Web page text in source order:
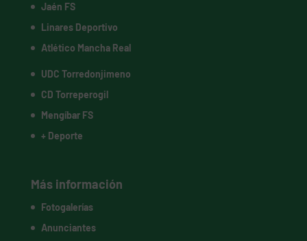
Jaén FS
Linares Deportivo
Atlético Mancha Real
UDC Torredonjimeno
CD Torreperogil
Mengíbar FS
+ Deporte
Más información
Fotogalerías
Anunciantes